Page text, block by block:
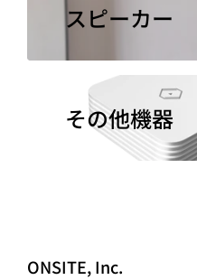
スピーカー
その他機器
ONSITE, Inc.